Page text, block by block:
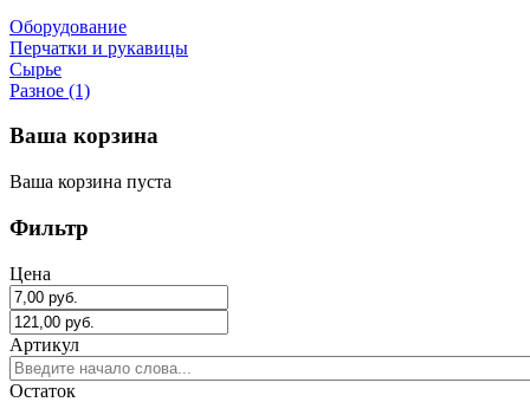
Оборудование
Перчатки и рукавицы
Сырье
Разное (1)
Ваша корзина
Ваша корзина пуста
Фильтр
Цена
Артикул
Остаток